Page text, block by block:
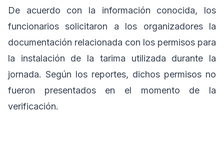
De acuerdo con la información conocida, los
funcionarios solicitaron a los organizadores la
documentación relacionada con los permisos para
la instalación de la tarima utilizada durante la
jornada. Según los reportes, dichos permisos no
fueron presentados en el momento de la
verificación.